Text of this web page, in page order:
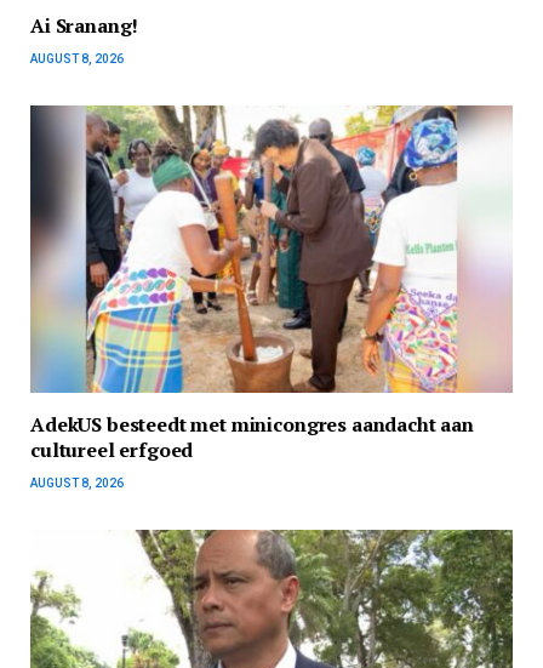
Ai Sranang!
AUGUST 8, 2026
AdekUS besteedt met minicongres aandacht aan
cultureel erfgoed
AUGUST 8, 2026